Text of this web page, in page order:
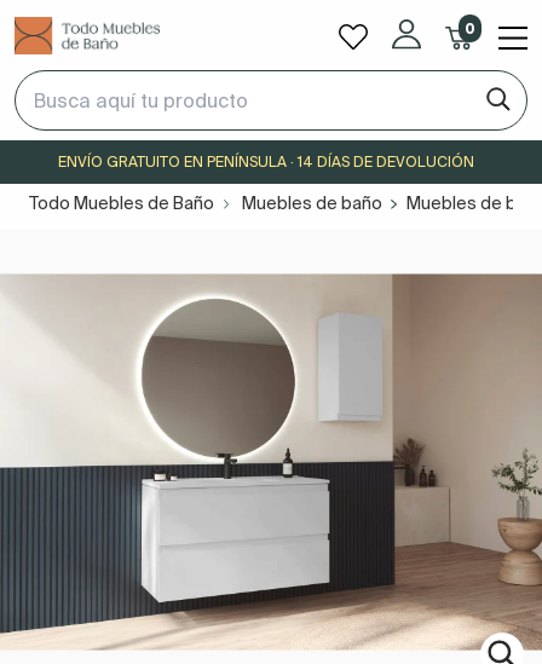
0
ENVÍO GRATUITO EN PENÍNSULA · 14 DÍAS DE DEVOLUCIÓN
Todo Muebles de Baño Muebles de baño Muebles de